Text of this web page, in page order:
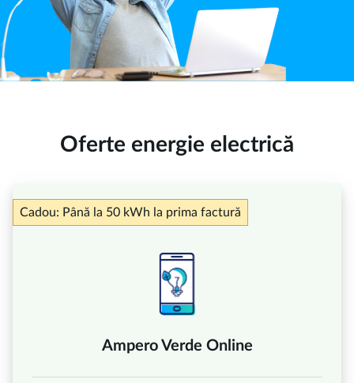
Oferte energie electrică
Cadou: Până la 50 kWh la prima factură
Ampero Verde Online